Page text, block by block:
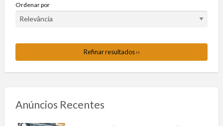
Ordenar por
Refinar resultados ››
Anúncios Recentes